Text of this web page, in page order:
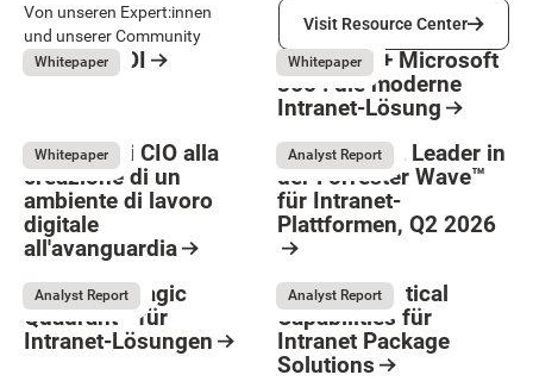
Button Text
Von unseren Expert:innen
und unserer Community
Visit Resource Center
Visit Resource Center
May 26, 2026
Whitepaper
Intranet ROI May 26, 2026
Whitepaper
LumApps + Microsoft
365 : die moderne
Intranet-Lösung
May 26, 2026
Whitepaper
Guida per i CIO alla
creazione di un
ambiente di lavoro
digitale
all'avanguardia
Analyst Report
LumApps ist Leader in
der Forrester Wave™
für Intranet-
Plattformen, Q2 2026
Analyst Report
Gartner® Magic
Quadrant™ für
Intranet-Lösungen
Analyst Report
Gartner® Critical
Capabilities für
Intranet Package
Solutions